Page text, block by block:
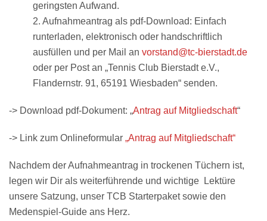
geringsten Aufwand.
2. Aufnahmeantrag als pdf-Download: Einfach
runterladen, elektronisch oder handschriftlich
ausfüllen und per Mail an vorstand@tc-bierstadt.de
oder per Post an „Tennis Club Bierstadt e.V.,
Flandernstr. 91, 65191 Wiesbaden“ senden.
-> Download pdf-Dokument: „Antrag auf Mitgliedschaft“
-> Link zum Onlineformular „Antrag auf Mitgliedschaft“
Nachdem der Aufnahmeantrag in trockenen Tüchern ist,
legen wir Dir als weiterführende und wichtige Lektüre
unsere Satzung, unser TCB Starterpaket sowie den
Medenspiel-Guide ans Herz.